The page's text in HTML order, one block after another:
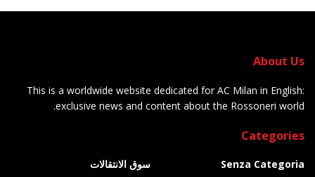
About Us
This is a worldwide website dedicated for AC Milan in English:
exclusive news and content about the Rossoneri world.
Categories
Senza Categoria
سوق الانتقالات